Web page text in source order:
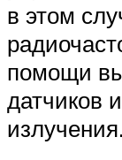
в этом
помощи
датчиков
излучения.